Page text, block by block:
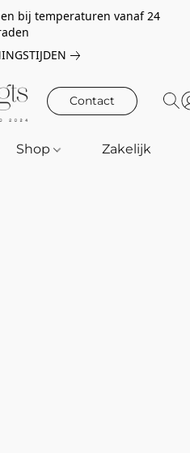
bij temperaturen vanaf 24
Contact
Shop Zakelijk